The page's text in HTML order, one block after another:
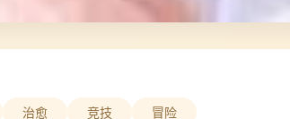
治愈 竞技 冒险